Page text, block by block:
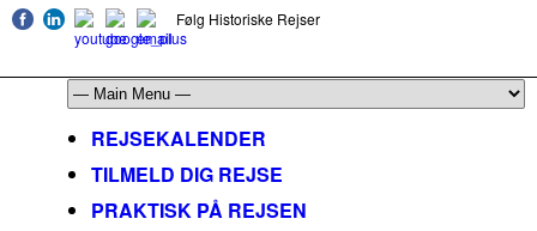
Følg Historiske Rejser
REJSEKALENDER
TILMELD DIG REJSE
PRAKTISK PÅ REJSEN